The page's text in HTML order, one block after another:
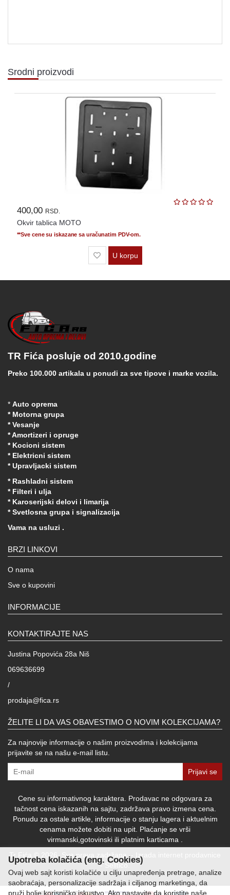
Srodni proizvodi
400,00 RSD.
Okvir tablica MOTO
**Sve cene su iskazane sa uračunatim PDV-om.
U korpu
TR Fića posluje od 2010.godine
Preko 100.000 artikala u ponudi za sve tipove i marke vozila.
* Auto oprema
* Motorna grupa
* Vesanje
* Amortizeri i opruge
* Kocioni sistem
* Elektricni sistem
* Upravljacki sistem
* Rashladni sistem
* Filteri i ulja
* Karoserijski delovi i limarija
* Svetlosna grupa i signalizacija
Vama na usluzi .
BRZI LINKOVI
O nama
Sve o kupovini
INFORMACIJE
KONTAKTIRAJTE NAS
Justina Popovića 28a Niš
069636699
/
prodaja@fica.rs
ŽELITE LI DA VAS OBAVESTIMO O NOVIM KOLEKCIJAMA?
Za najnovije informacije o našim proizvodima i kolekcijama
prijavite se na našu e-mail listu.
Prijavi se
Cene su informativnog karaktera. Prodavac ne odgovara za
tačnost cena iskazanih na sajtu, zadržava pravo izmena cena.
Ponudu za ostale artikle, informacije o stanju lagera i aktuelnim
cenama možete dobiti na upit. Plaćanje se vrši
virmanski,gotovinski ili platnim karticama .
Tr Fića © 2026. Sva prava zadržana. -
Izrada internet prodavnice
- Selltico.
Upotreba kolačića (eng. Cookies)
Ovaj web sajt koristi kolačiće u cilju unapređenja pretrage, analize
saobraćaja, personalizacije sadržaja i ciljanog marketinga, da
pruži bolje korisničko iskustvo. Ako nastavite da koristite naše